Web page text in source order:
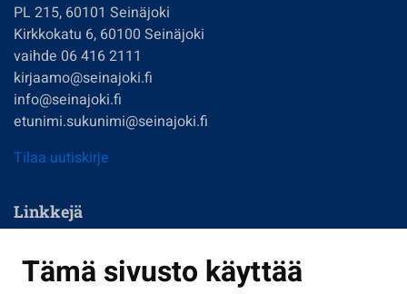
Tämä sivusto käyttää
PL 215, 60101 Seinäjoki
Kirkkokatu 6, 60100 Seinäjoki
vaihde 06 416 2111
kirjaamo@seinajoki.fi
info@seinajoki.fi
etunimi.sukunimi@seinajoki.fi
Tilaa uutiskirje
Linkkejä
Kasvatus ja opetus